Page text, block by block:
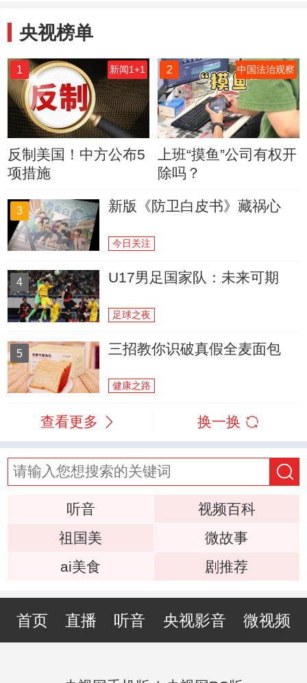
央视榜单
1 新闻1+1
反制美国！中方公布5
项措施
2 中国法治观察
上班“摸鱼”公司有权开
除吗？
3 新版《防卫白皮书》藏祸心
今日关注
4 U17男足国家队：未来可期
足球之夜
5 三招教你识破真假全麦面包
健康之路
查看更多 换一换
听音
视频百科
祖国美
微故事
ai美食
剧推荐
首页 直播 听音 央视影音 微视频